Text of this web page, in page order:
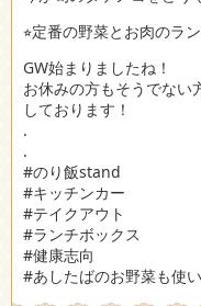
⭐︎定番の野菜とお肉のラ
GW始まりましたね！
お休みの方もそうでない
しております！
.
.
#のり飯stand
#キッチンカー
#テイクアウト
#ランチボックス
#健康志向
#あしたばのお野菜も使